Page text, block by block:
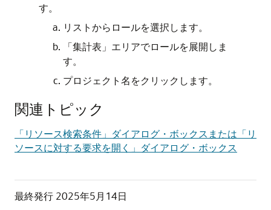
す。
リストからロールを選択します。
「集計表」エリアでロールを展開しま
す。
プロジェクト名をクリックします。
関連トピック
「リソース検索条件」ダイアログ・ボックスまたは「リ
ソースに対する要求を開く」ダイアログ・ボックス
最終発行 2025年5月14日